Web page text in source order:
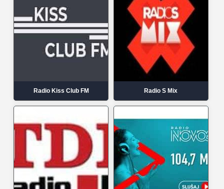
Radio Kiss Club FM Radio S Mix